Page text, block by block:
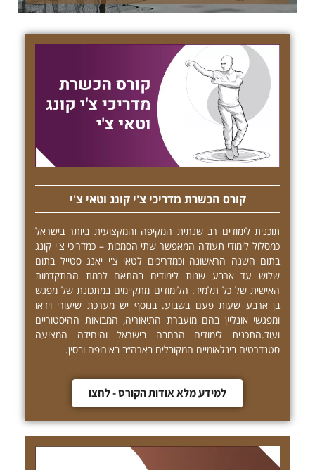
קורס הכשרת מדריכי צ'י קונג וטאי צ'י
תוכנית לימודים רב שנתית המקיפה והמקצועית ביותר בישראל
כמסלול לימודי תעודה המאפשר שתי הסמכות – כמדריכי צ'י קונג
בתום השנה הראשונה וכמדריכים לטאי צ'י יאנג סטייל בתום
שלוש עד ארבע שנות לימודים בהתאם לרמת ההתקדמות
האישית של כל תלמיד. הלימודים מתקיימים במתכונת של מפגש
בן ארבע שעות פעם בשבוע. בנוסף יש מערכת שיעורי וידאו
ומפגשי אונליין בהם מועברת התיאוריה, המבואות ההיסטוריים
ועוד.התכנית לימודים הרחבה בישראל והיחידה המציעה
סטנדרטים בינלאומיים המקובלים בארה״ב באירופה ובסין.
למידע מלא אודות הקורס - לחצו